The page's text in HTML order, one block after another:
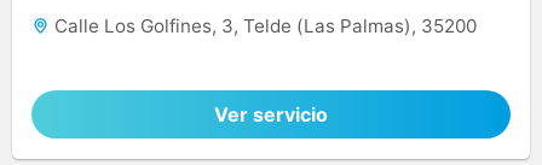
Calle Los Golfines, 3, Telde (Las Palmas), 35200
Ver servicio